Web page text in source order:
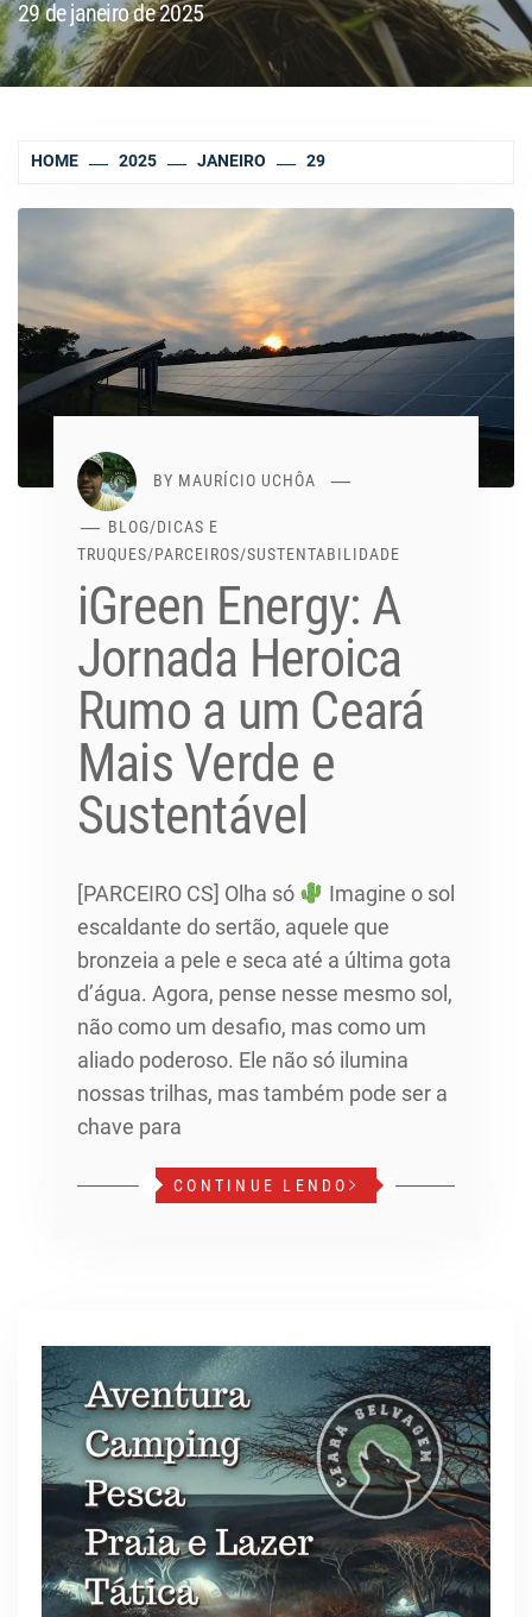
29 de janeiro de 2025
HOME 2025 JANEIRO 29
BY MAURÍCIO UCHÔA
BLOG/DICAS E
TRUQUES/PARCEIROS/SUSTENTABILIDADE
iGreen Energy: A
Jornada Heroica
Rumo a um Ceará
Mais Verde e
Sustentável
[PARCEIRO CS] Olha só
Imagine o sol
escaldante do sertão, aquele que
bronzeia a pele e seca até a última gota
d’água. Agora, pense nesse mesmo sol,
não como um desafio, mas como um
aliado poderoso. Ele não só ilumina
nossas trilhas, mas também pode ser a
chave para
CONTINUE LENDO